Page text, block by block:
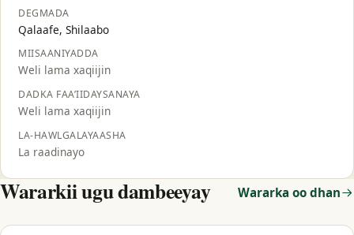
DEGMADA
Qalaafe, Shilaabo
MIISAANIYADDA
Weli lama xaqiijin
DADKA FAA’IIDAYSANAYA
Weli lama xaqiijin
LA-HAWLGALAYAASHA
La raadinayo
Wararkii ugu dambeeyay Wararka oo dhan